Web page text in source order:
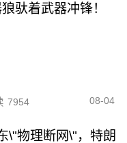
驮着武器冲锋！
7954 08-04
\"物理断网\"，特朗